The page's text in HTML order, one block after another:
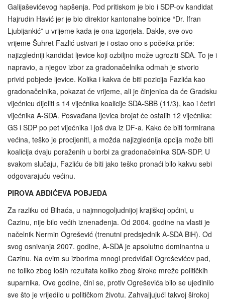
Galijaševićevog hapšenja. Pod pritiskom je bio i SDP-ov kandidat
Hajrudin Havić jer je bio direktor kantonalne bolnice “Dr. Ifran
Ljubijankić” u vrijeme kada je ona izgorjela. Dakle, sve ovo
vrijeme Šuhret Fazlić ustvari je i ostao ono s početka priče:
najizgledniji kandidat ljevice koji ozbiljno može ugroziti SDA. To je i
napravio, a njegov izbor za gradonačelnika odmah je stvorio
privid pobjede ljevice. Kolika i kakva će biti pozicija Fazlića kao
gradonačelnika, pokazat će vrijeme, ali je činjenica da će Gradsku
vijećnicu dijeliti s 14 vijećnika koalicije SDA‑SBB (11/3), kao i četiri
vijećnika A-SDA. Posvađana ljevica brojat će ostalih 12 vijećnika:
GS i SDP po pet vijećnika i još dva iz DF-a. Kako će biti formirana
većina, teško je procijeniti, a možda najizglednija opcija može biti
koalicija dvaju poraženih u borbi za gradonačelnika SDA‑SDP. U
svakom slučaju, Fazliću će biti jako teško pronaći bilo kakvu sebi
odgovarajuću većinu.
PIROVA ABDIĆEVA POBJEDA
Za razliku od Bihaća, u najmnogoljudnijoj krajiškoj općini, u
Cazinu, nije bilo većih iznenađenja. Od 2004. godine na vlasti je
načelnik Nermin Ogrešević (trenutni predsjednik A-SDA BiH). Od
svog osnivanja 2007. godine, A-SDA je apsolutno dominantna u
Cazinu. Na ovim su izborima mnogi predviđali Ogreševićev pad,
ne toliko zbog loših rezultata koliko zbog široke mreže političkih
suparnika. Ove godine, čini se, protiv Ogreševića bilo se ujedinilo
sve što je vrijedilo u političkom životu. Zahvaljujući takvoj širokoj